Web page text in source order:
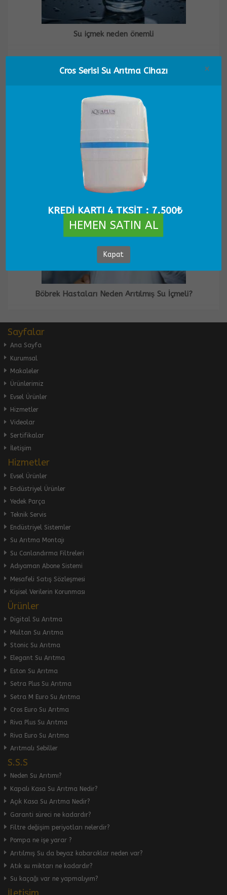
Su içmek neden önemli
Suyun faydaları nelerdir ?
Böbrek Hastaları Neden Arıtılmış Su İçmeli?
Sayfalar
Ana Sayfa
Kurumsal
Makaleler
Ürünlerimiz
Evsel Ürünler
Hizmetler
Videolar
Sertifikalar
İletişim
Hizmetler
Evsel Ürünler
Endüstriyel Ürünler
Yedek Parça
Teknik Servis
Endüstriyel Sistemler
Su Arıtma Montajı
Su Canlandırma Filtreleri
Adıyaman Abone Sistemi
Mesafeli Satış Sözleşmesi
Kişisel Verilerin Korunması
Ürünler
Digital Su Arıtma
Multan Su Arıtma
Stonic Su Arıtma
Elegant Su Arıtma
Eston Su Arıtma
Setra Plus Su Arıtma
Setra M Euro Su Arıtma
Cros Euro Su Arıtma
Riva Plus Su Arıtma
Riva Euro Su Arıtma
Arıtmalı Sebiller
S.S.S
Neden Su Arıtımı?
Kapalı Kasa Su Arıtma Nedir?
Açık Kasa Su Arıtma Nedir?
Garanti süreci ne kadardır?
Filtre değişim periyotları nelerdir?
Pompa ne işe yarar ?
Arıtılmış Su da beyaz kabarcıklar neden var?
Atık su miktarı ne kadardır?
Su kaçağı var ne yapmalıyım?
Cros Serisi Su Arıtma Cihazı ×
KREDI KARTI 4 TKSIT : 7.500₺
HEMEN SATIN AL
Kapat